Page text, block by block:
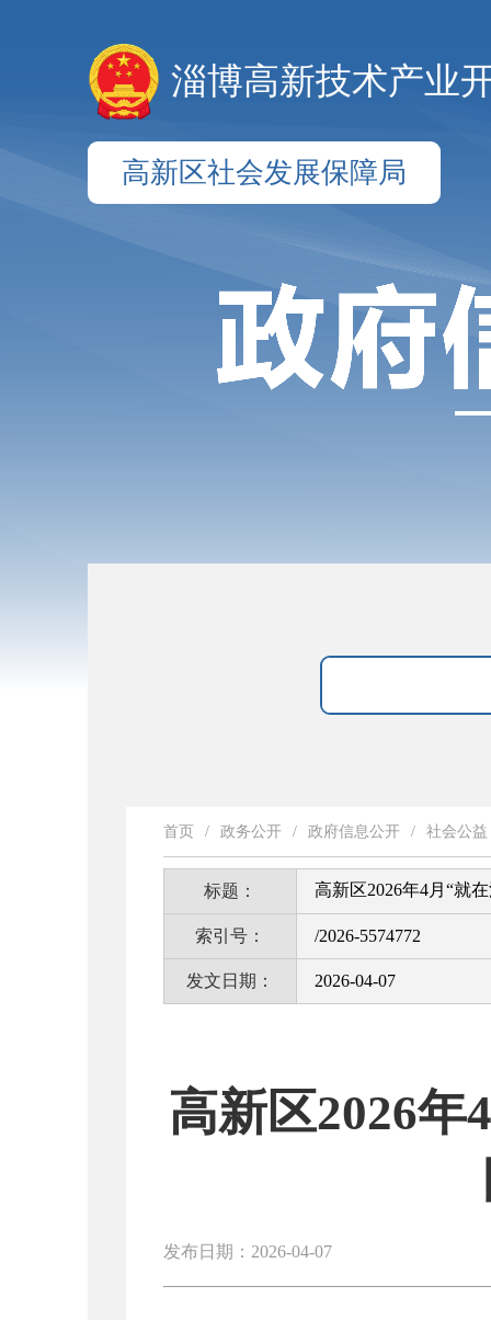
淄博高新技术产业
高新区社会发展保障局
首页 / 政务公开 / 政府信息公开 / 社会公益
标题： 高新区2026年4月“就
索引号： /2026-5574772
发文日期： 2026-04-07
高新区2026年
发布日期：2026-04-07